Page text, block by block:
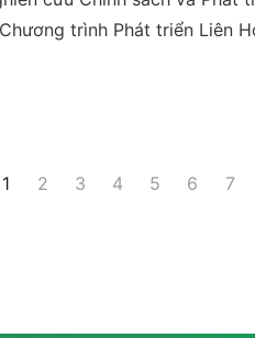
trình Phát triển Liên
số chính sách phát triển
1 2 3 4 5 6 7